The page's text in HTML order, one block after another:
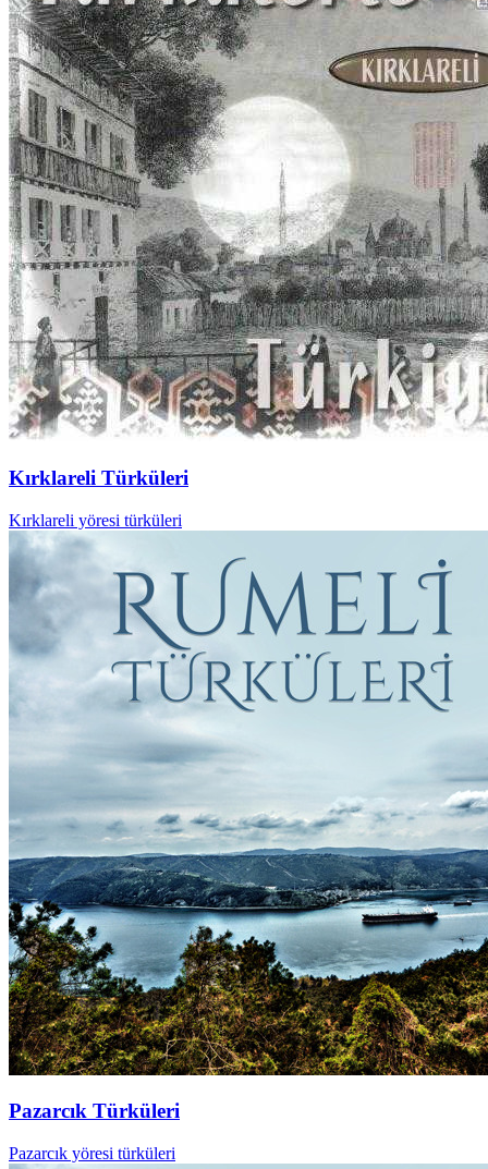
Kırklareli Türküleri
Kırklareli yöresi türküleri
Pazarcık Türküleri
Pazarcık yöresi türküleri